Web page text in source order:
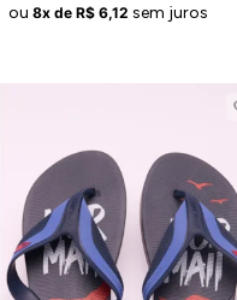
ou 8x de R$ 6,12 sem juros